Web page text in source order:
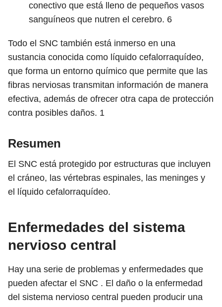
conectivo que está lleno de pequeños vasos
sanguíneos que nutren el cerebro. 6
Todo el SNC también está inmerso en una
sustancia conocida como líquido cefalorraquídeo,
que forma un entorno químico que permite que las
fibras nerviosas transmitan información de manera
efectiva, además de ofrecer otra capa de protección
contra posibles daños. 1
Resumen
El SNC está protegido por estructuras que incluyen
el cráneo, las vértebras espinales, las meninges y
el líquido cefalorraquídeo.
Enfermedades del sistema
nervioso central
Hay una serie de problemas y enfermedades que
pueden afectar el SNC . El daño o la enfermedad
del sistema nervioso central pueden producir una